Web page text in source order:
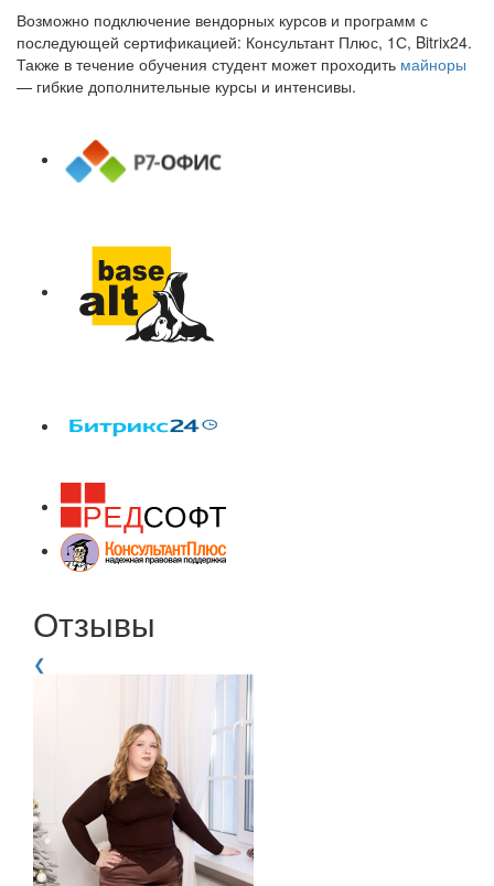
Возможно подключение вендорных курсов и программ с
последующей сертификацией: Консультант Плюс, 1С, Bitrix24.
Также в течение обучения студент может проходить майноры
— гибкие дополнительные курсы и интенсивы.
Отзывы
❮